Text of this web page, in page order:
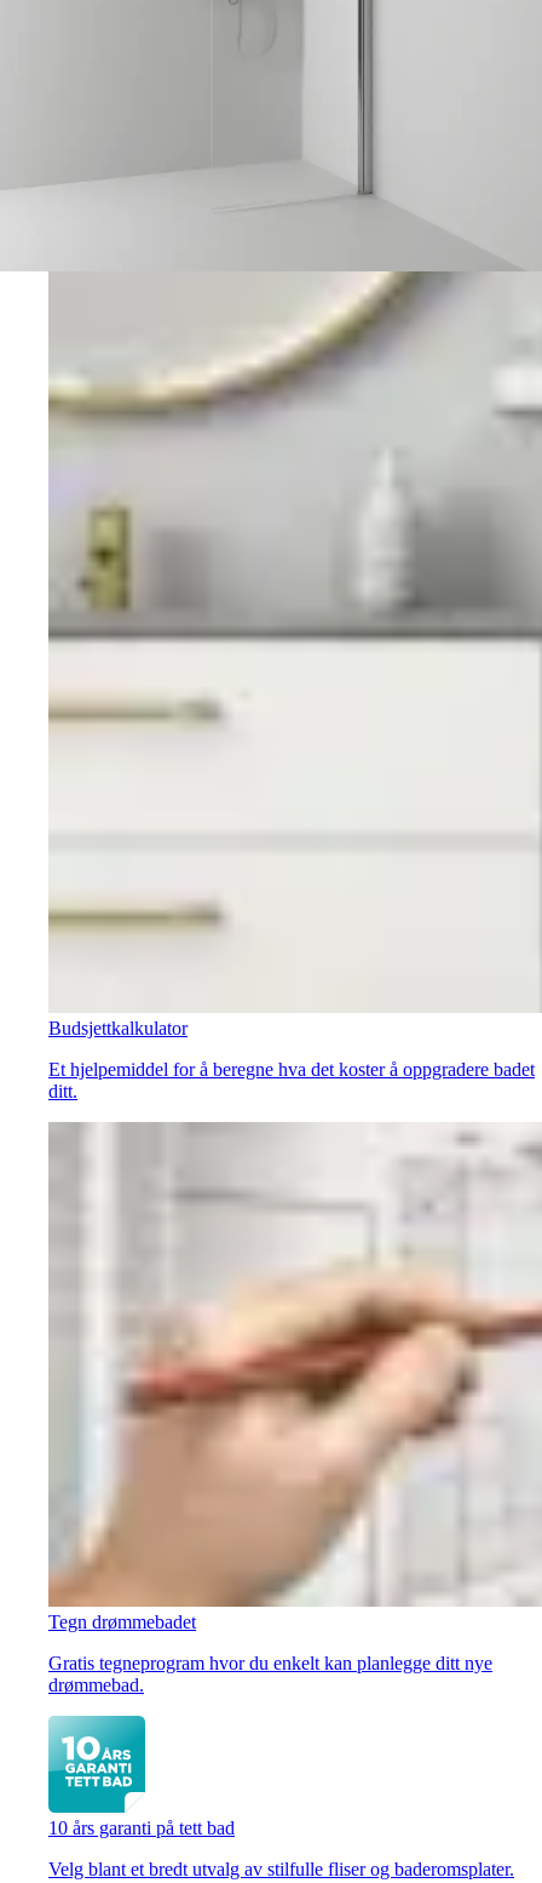
Budsjettkalkulator
Et hjelpemiddel for å beregne hva det koster å oppgradere badet
ditt.
Tegn drømmebadet
Gratis tegneprogram hvor du enkelt kan planlegge ditt nye
drømmebad.
10 års garanti på tett bad
Velg blant et bredt utvalg av stilfulle fliser og baderomsplater.